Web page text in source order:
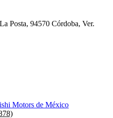
Posta, 94570 Córdoba, Ver.
Motors de México